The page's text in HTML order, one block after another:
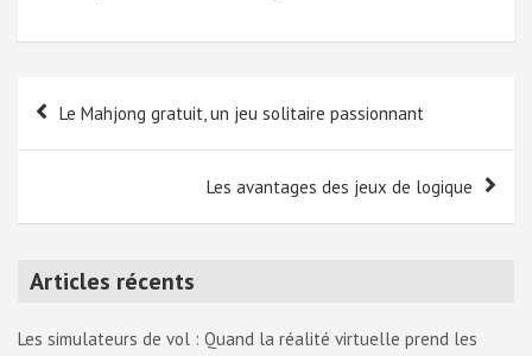
Navigation
Le Mahjong gratuit, un jeu solitaire passionnant
Les avantages des jeux de logique
Articles récents
Les simulateurs de vol : Quand la réalité virtuelle prend les